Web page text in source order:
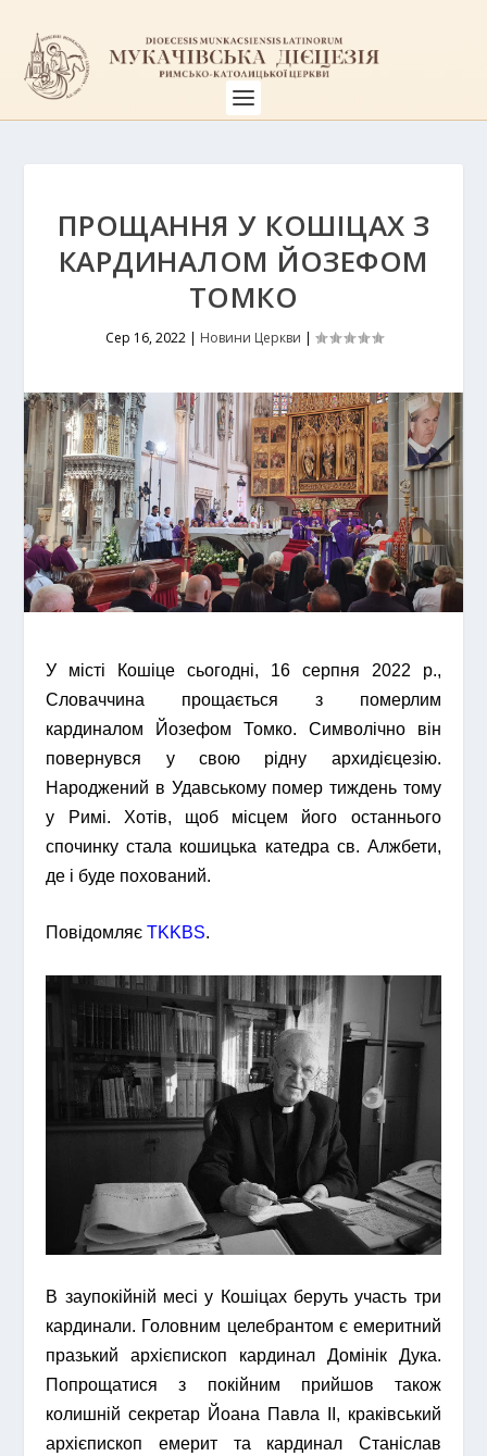
ПРОЩАННЯ У КОШІЦАХ З
КАРДИНАЛОМ ЙОЗЕФОМ
ТОМКО
Сер 16, 2022| Новини Церкви |
У місті Кошіце сьогодні, 16 серпня 2022 р.,
Словаччина прощається з померлим
кардиналом Йозефом Томко. Символічно він
повернувся у свою рідну архидієцезію.
Народжений в Удавському помер тиждень тому
у Римі. Хотів, щоб місцем його останнього
спочинку стала кошицька катедра св. Алжбети,
де і буде похований.
ПовідомляєTKKBS.
В заупокійній месі у Кошіцах беруть участь три
кардинали. Головним целебрантом є емеритний
празький архієпископ кардинал Домінік Дука.
Попрощатися з покійним прийшов також
колишній секретар Йоана Павла ІІ, краківський
архієпископ емерит та кардинал Станіслав